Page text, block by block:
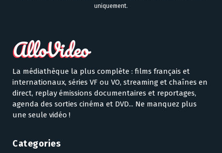
uniquement.
La médiathèque la plus complète : films français et
internationaux, séries VF ou VO, streaming et chaînes en
direct, replay émissions documentaires et reportages,
agenda des sorties cinéma et DVD... Ne manquez plus
une seule vidéo !
Categories